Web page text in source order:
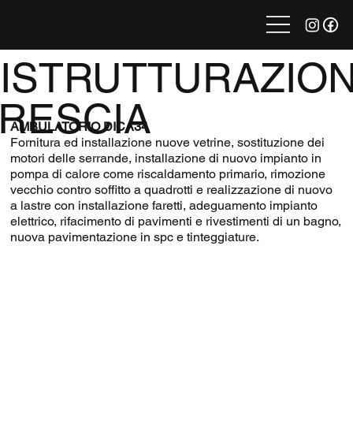
AMBULATORIO DICA34
Fornitura ed installazione nuove vetrine, sostituzione dei
motori delle serrande, installazione di nuovo impianto in
pompa di calore come riscaldamento primario, rimozione
vecchio contro soffitto a quadrotti e realizzazione di nuovo
a lastre con installazione faretti, adeguamento impianto
elettrico, rifacimento di pavimenti e rivestimenti di un bagno,
nuova pavimentazione in spc e tinteggiature.